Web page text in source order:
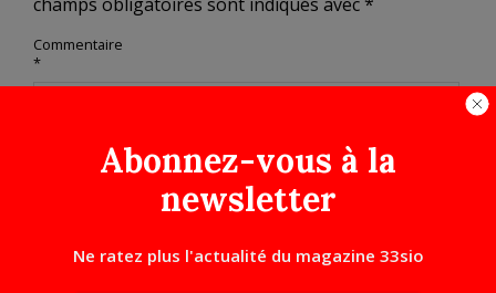
Commentaire
*
Abonnez-vous à la
newsletter
Ne ratez plus l'actualité du magazine 33sio